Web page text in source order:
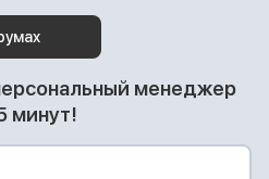
менеджер
минут!